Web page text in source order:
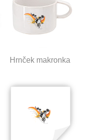
Hrnček makronka